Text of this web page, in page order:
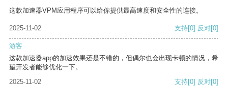
这款加速器VPM应用程序可以给你提供最高速度和安全性的连接。
2025-11-02 支持[0] 反对[0]
游客
这款加速器app的加速效果还是不错的，但偶尔也会出现卡顿的情况，希
望开发者能够优化一下。
2025-11-02
支持[0] 反对[0]